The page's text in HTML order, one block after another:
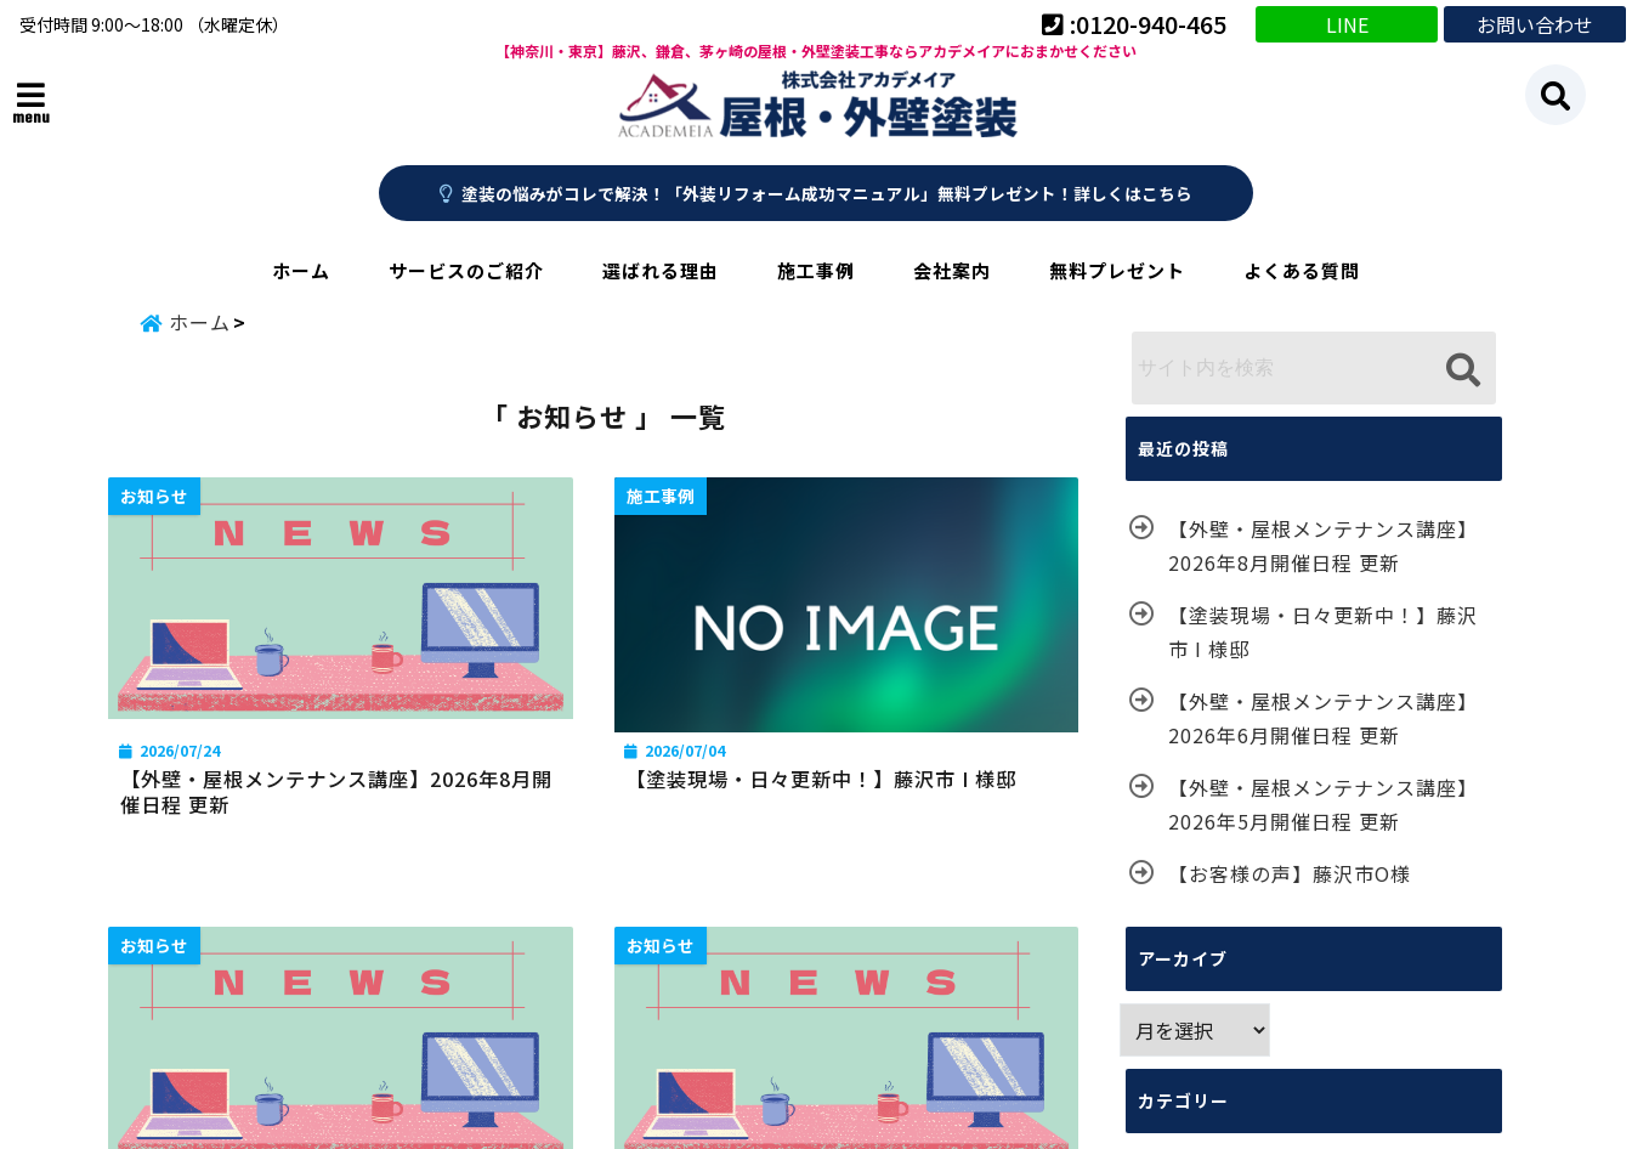
受付時間 9:00～18:00 （水曜定休） お問い合わせ
LINE
:0120-940-465
【神奈川・東京】藤沢、鎌倉、茅ヶ崎の屋根・外壁塗装工事ならアカデメイアにおまかせください
menu
塗装の悩みがコレで解決！「外装リフォーム成功マニュアル」無料プレゼント！詳しくはこちら
ホーム サービスのご紹介 選ばれる理由 施工事例 会社案内 無料プレゼント よくある質問
ホーム
「 お知らせ 」 一覧
お知らせ
2026/07/24
【外壁・屋根メンテナンス講座】2026年8月開
催日程 更新
施工事例
2026/07/04
【塗装現場・日々更新中！】藤沢市 I 様邸
お知らせ お知らせ
最近の投稿
【外壁・屋根メンテナンス講座】
2026年8月開催日程 更新
【塗装現場・日々更新中！】藤沢
市 I 様邸
【外壁・屋根メンテナンス講座】
2026年6月開催日程 更新
【外壁・屋根メンテナンス講座】
2026年5月開催日程 更新
【お客様の声】藤沢市O様
アーカイブ
ー
カ
ブ
カテゴリー